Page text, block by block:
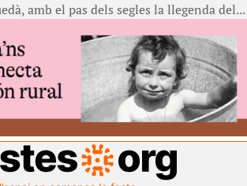
amb el pas dels segles la llegenda del...